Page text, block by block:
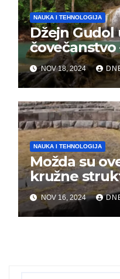
NAUKA I TEHNOLOGIJA
Džejn Gudol
čovečanstvo
vremena,
izumiranje
NOV 18, 2024
NAUKA I TEHNOLOGIJA
Možda su
kružne
kontrolu
NOV 16, 2024